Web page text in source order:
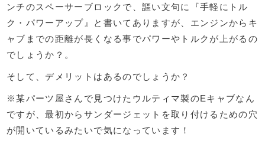
ンチのスペーサーブロックで、謳い文句に『手軽にトル
ク・パワーアップ』と書いてありますが、エンジンからキ
ャブまでの距離が長くなる事でパワーやトルクが上がるの
でしょうか？。
そして、デメリットはあるのでしょうか？
※某パーツ屋さんで見つけたウルティマ製のEキャブなん
ですが、最初からサンダージェットを取り付けるための穴
が開いているみたいで気になっています！